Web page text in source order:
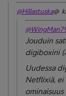
@Hillastuska@
Jouduin
digiboxini
Uudessa
Netflixiä, ei